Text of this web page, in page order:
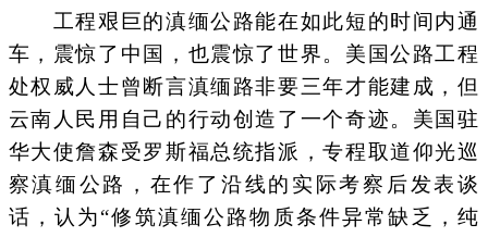
工程艰巨的滇缅公路能在如此短的时间内通
车，震惊了中国，也震惊了世界。美国公路工程
处权威人士曾断言滇缅路非要三年才能建成，但
云南人民用自己的行动创造了一个奇迹。美国驻
华大使詹森受罗斯福总统指派，专程取道仰光巡
察滇缅公路，在作了沿线的实际考察后发表谈
话，认为“修筑滇缅公路物质条件异常缺乏，纯